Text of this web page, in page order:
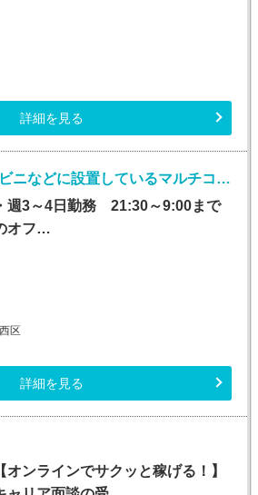
詳細を見る
オフィス事務(コンビニなどに設置しているマルチコピー機に関するバック事務)
・週3～4日勤務 21:30～9:00まで
オフ…
区
詳細を見る
【オンラインでサクッと稼げる！】